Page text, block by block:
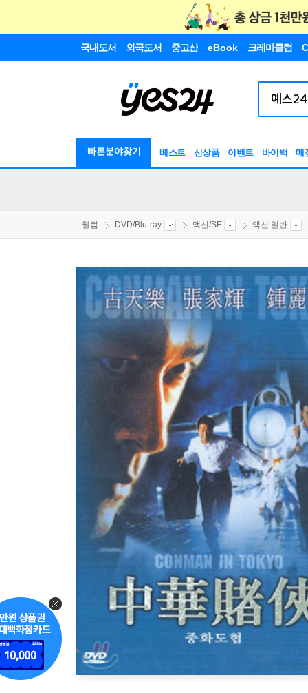
국내도서 외국도서 중고샵 eBook 크레마클럽
빠른분야찾기 베스트 신상품 이벤트 바이백 매
웰컴 DVD/Blu-ray 액션/SF 액션 일반